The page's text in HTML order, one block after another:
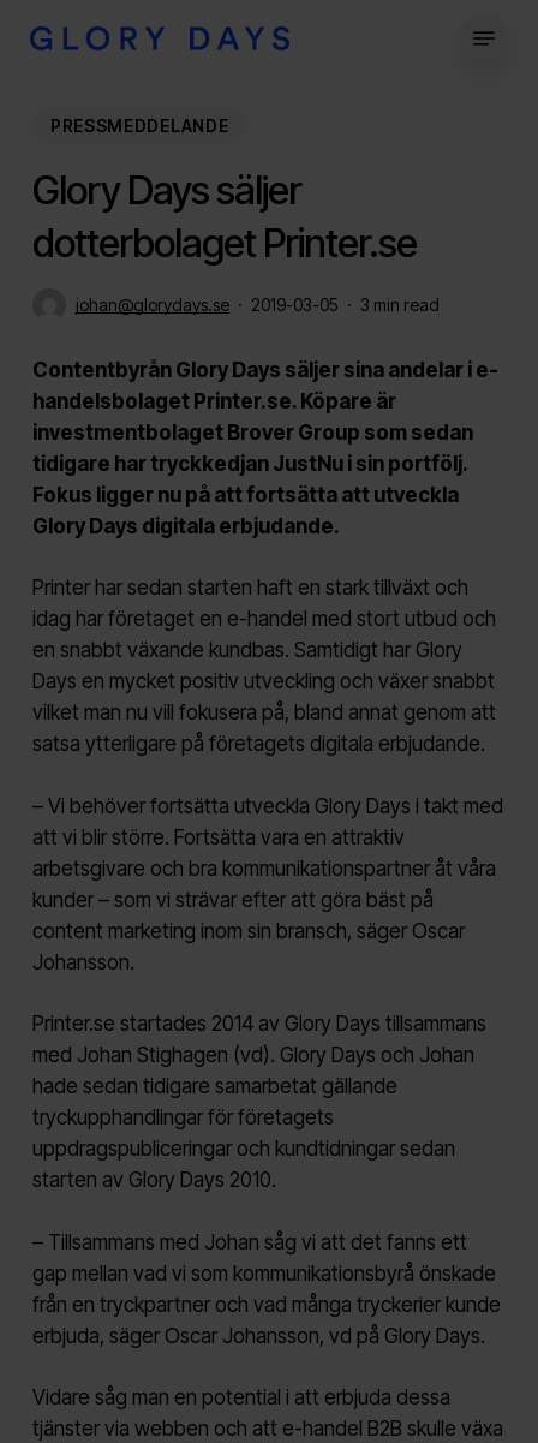
PRESSMEDDELANDE
Glory Days säljer
dotterbolaget Printer.se
johan@glorydays.se 2019-03-05 3 min read
Contentbyrån Glory Days säljer sina andelar i e-
handelsbolaget Printer.se. Köpare är
investmentbolaget Brover Group som sedan
tidigare har tryckkedjan JustNu i sin portfölj.
Fokus ligger nu på att fortsätta att utveckla
Glory Days digitala erbjudande.
Printer har sedan starten haft en stark tillväxt och
idag har företaget en e-handel med stort utbud och
en snabbt växande kundbas. Samtidigt har Glory
Days en mycket positiv utveckling och växer snabbt
vilket man nu vill fokusera på, bland annat genom att
satsa ytterligare på företagets digitala erbjudande.
– Vi behöver fortsätta utveckla Glory Days i takt med
att vi blir större. Fortsätta vara en attraktiv
arbetsgivare och bra kommunikationspartner åt våra
kunder – som vi strävar efter att göra bäst på
content marketing inom sin bransch, säger Oscar
Johansson.
Printer.se startades 2014 av Glory Days tillsammans
med Johan Stighagen (vd). Glory Days och Johan
hade sedan tidigare samarbetat gällande
tryckupphandlingar för företagets
uppdragspubliceringar och kundtidningar sedan
starten av Glory Days 2010.
– Tillsammans med Johan såg vi att det fanns ett
gap mellan vad vi som kommunikationsbyrå önskade
från en tryckpartner och vad många tryckerier kunde
erbjuda, säger Oscar Johansson, vd på Glory Days.
Vidare såg man en potential i att erbjuda dessa
tjänster via webben och att e-handel B2B skulle växa